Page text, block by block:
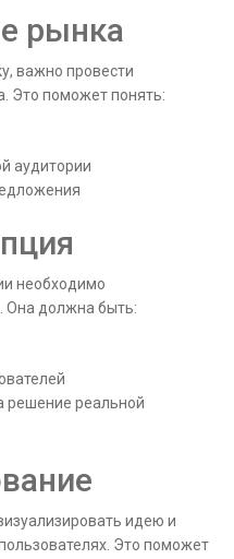
рынка
важно провести
Это поможет понять:
аудитории
необходимо
Она должна быть:
решение реальной
идею и
Это поможет